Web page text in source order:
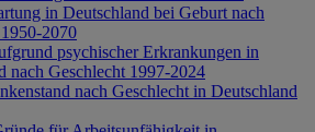
in Deutschland bei Geburt nach
2070
psychischer Erkrankungen in
nach Geschlecht 1997-2024
nach Geschlecht in Deutschland